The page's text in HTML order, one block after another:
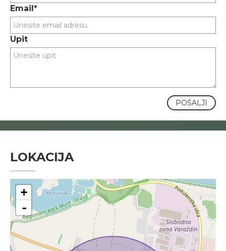
Email*
Upit
POŠALJI
LOKACIJA
+
-